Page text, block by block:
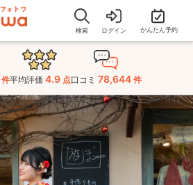
検索 ログイン かんたん予約
件平均評価 4.9 点口コミ 78,644 件